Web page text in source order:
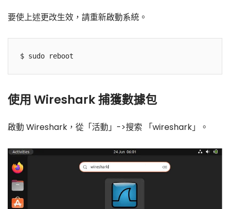
要使上述更改生效，請重新啟動系統。
使用 Wireshark 捕獲數據包
啟動 Wireshark，從「活動」->搜索 「wireshark」。